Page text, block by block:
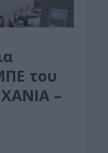
του
–